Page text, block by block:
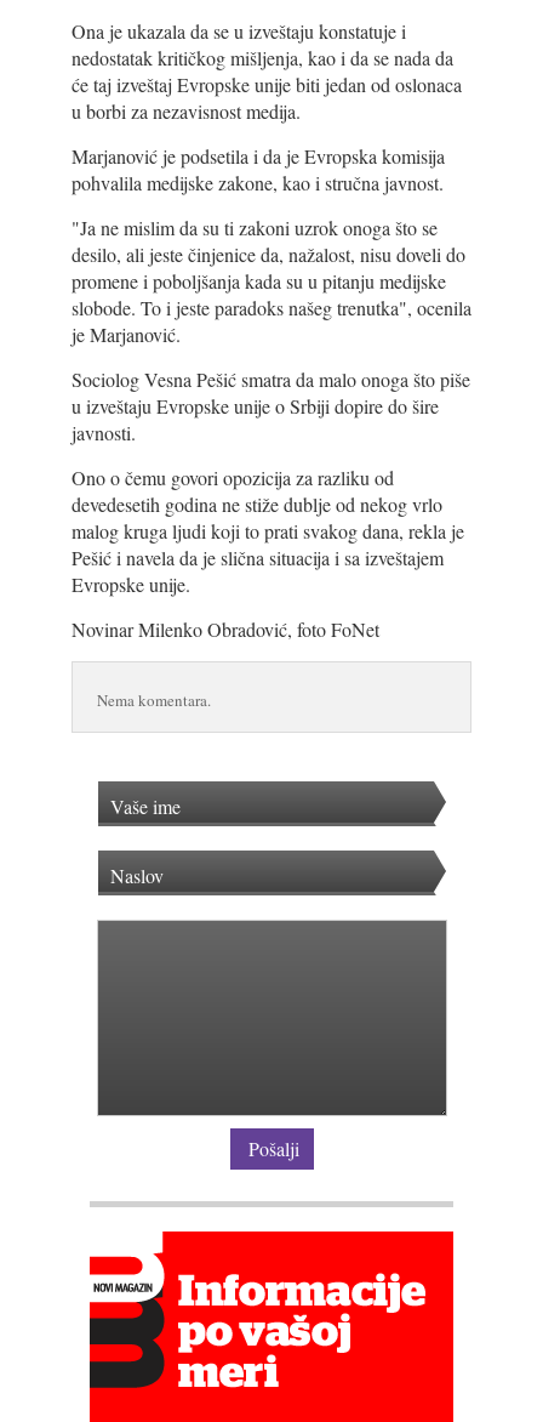
Ona je ukazala da se u izveštaju konstatuje i
nedostatak kritičkog mišljenja, kao i da se nada da
će taj izveštaj Evropske unije biti jedan od oslonaca
u borbi za nezavisnost medija.
Marjanović je podsetila i da je Evropska komisija
pohvalila medijske zakone, kao i stručna javnost.
"Ja ne mislim da su ti zakoni uzrok onoga što se
desilo, ali jeste činjenice da, nažalost, nisu doveli do
promene i poboljšanja kada su u pitanju medijske
slobode. To i jeste paradoks našeg trenutka", ocenila
je Marjanović.
Sociolog Vesna Pešić smatra da malo onoga što piše
u izveštaju Evropske unije o Srbiji dopire do šire
javnosti.
Ono o čemu govori opozicija za razliku od
devedesetih godina ne stiže dublje od nekog vrlo
malog kruga ljudi koji to prati svakog dana, rekla je
Pešić i navela da je slična situacija i sa izveštajem
Evropske unije.
Novinar Milenko Obradović, foto FoNet
Nema komentara.
Pošalji